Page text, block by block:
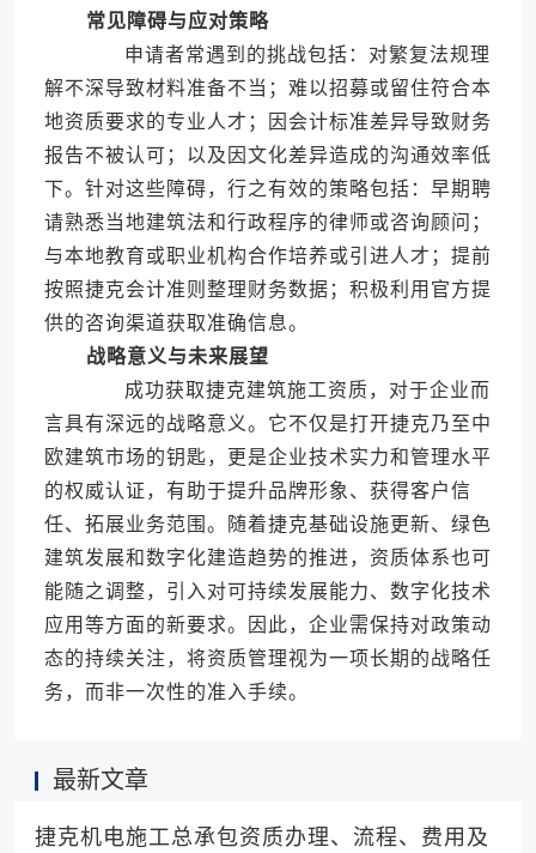
常见障碍与应对策略
申请者常遇到的挑战包括：对繁复法规理
解不深导致材料准备不当；难以招募或留住符合本
地资质要求的专业人才；因会计标准差异导致财务
报告不被认可；以及因文化差异造成的沟通效率低
下。针对这些障碍，行之有效的策略包括：早期聘
请熟悉当地建筑法和行政程序的律师或咨询顾问；
与本地教育或职业机构合作培养或引进人才；提前
按照捷克会计准则整理财务数据；积极利用官方提
供的咨询渠道获取准确信息。
战略意义与未来展望
成功获取捷克建筑施工资质，对于企业而
言具有深远的战略意义。它不仅是打开捷克乃至中
欧建筑市场的钥匙，更是企业技术实力和管理水平
的权威认证，有助于提升品牌形象、获得客户信
任、拓展业务范围。随着捷克基础设施更新、绿色
建筑发展和数字化建造趋势的推进，资质体系也可
能随之调整，引入对可持续发展能力、数字化技术
应用等方面的新要求。因此，企业需保持对政策动
态的持续关注，将资质管理视为一项长期的战略任
务，而非一次性的准入手续。
最新文章
捷克机电施工总承包资质办理、流程、费用及